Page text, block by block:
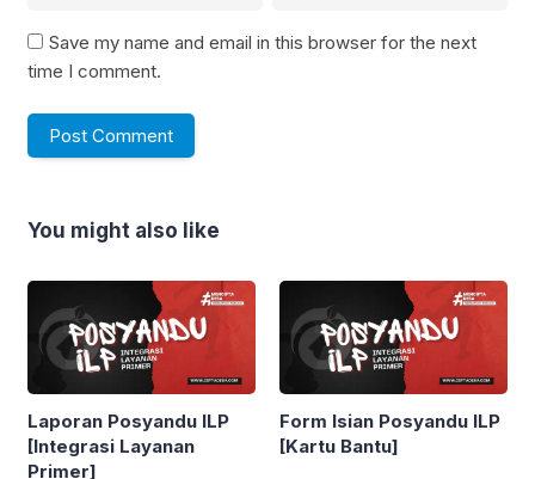
Save my name and email in this browser for the next
time I comment.
You might also like
Laporan Posyandu ILP
[Integrasi Layanan
Primer]
Form Isian Posyandu ILP
[Kartu Bantu]